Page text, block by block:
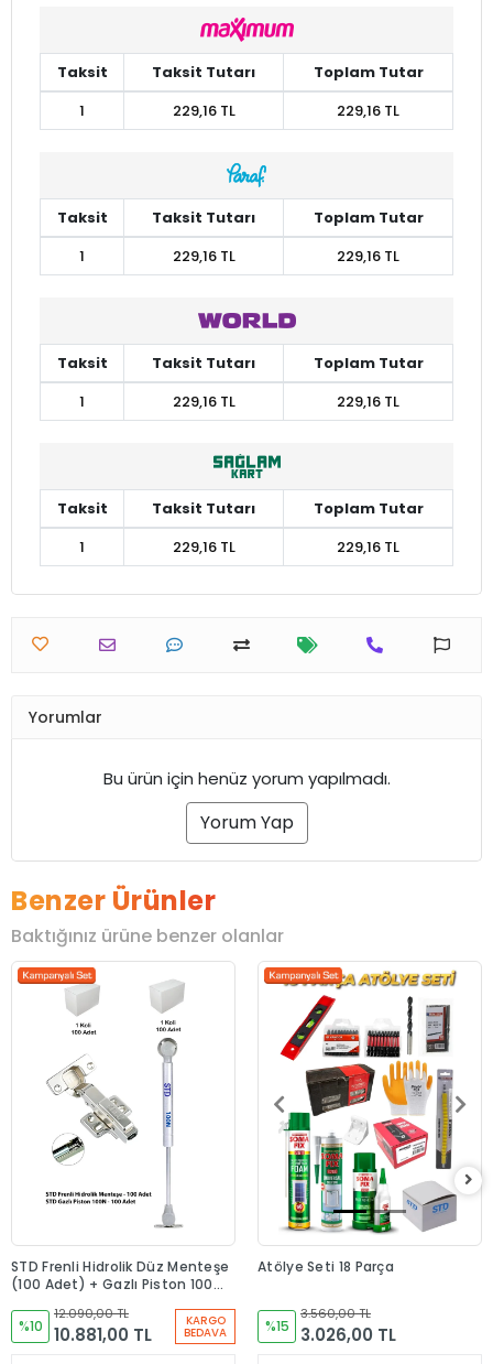
Taksit Taksit Tutarı
Toplam Tutar
1
229,16 TL 229,16 TL
Taksit Taksit Tutarı
Toplam Tutar
1
229,16 TL 229,16 TL
Taksit Taksit Tutarı
Toplam Tutar
1
229,16 TL 229,16 TL
Taksit Taksit Tutarı
Toplam Tutar
1
229,16 TL 229,16 TL
Yorumlar
Bu ürün için henüz yorum yapılmadı.
Yorum Yap
Benzer Ürünler
Baktığınız ürüne benzer olanlar
STD Frenli Hidrolik Düz Menteşe
(100 Adet) + Gazlı Piston 100N
%10
12.090,00 TL
10.881,00 TL
KARGO
BEDAVA
Atölye Seti 18 Parça
%15
3.560,00 TL
3.026,00 TL